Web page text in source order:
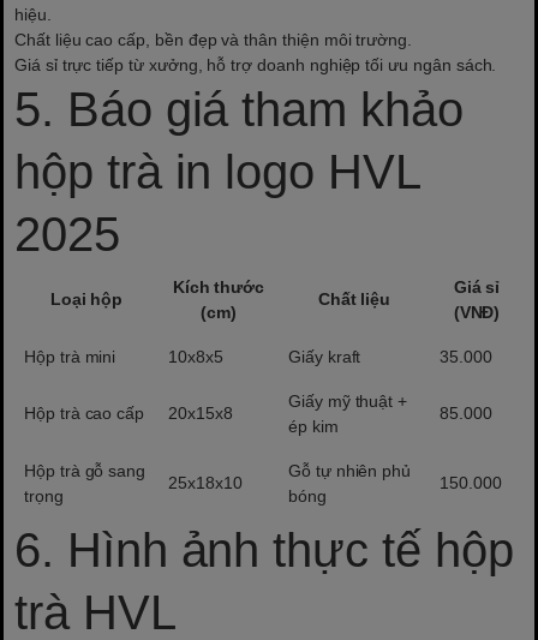
hiệu.
Chất liệu cao cấp, bền đẹp và thân thiện môi trường.
Giá sỉ trực tiếp từ xưởng, hỗ trợ doanh nghiệp tối ưu ngân sách.
5. Báo giá tham khảo
hộp trà in logo HVL
2025
Loại hộp
Kích thước
(cm)
Chất liệu
Giá sỉ
(VNĐ)
Hộp trà mini 10x8x5 Giấy kraft 35.000
Hộp trà cao cấp 20x15x8
Giấy mỹ thuật +
ép kim
85.000
Hộp trà gỗ sang
trọng
25x18x10
Gỗ tự nhiên phủ
bóng
150.000
6. Hình ảnh thực tế hộp
trà HVL